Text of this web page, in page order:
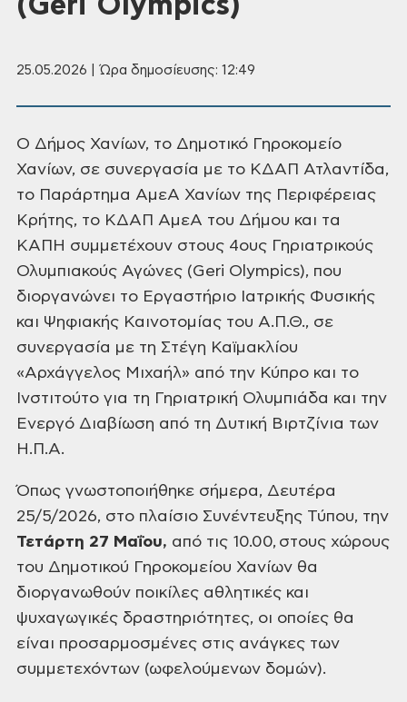
25.05.2026 | Ώρα δημοσίευσης: 12:49
Ο Δήμος Χανίων, το Δημοτικό Γηροκομείο
Χανίων, σε συνεργασία με το ΚΔΑΠ Ατλαντίδα,
το Παράρτημα ΑμεΑ Χανίων της Περιφέρειας
Κρήτης, το ΚΔΑΠ ΑμεΑ του Δήμου και τα
ΚΑΠΗ συμμετέχουν στους 4ους Γηριατρικούς
Ολυμπιακούς Αγώνες (Geri Olympics), που
διοργανώνει το Εργαστήριο Ιατρικής Φυσικής
και Ψηφιακής Καινοτομίας του Α.Π.Θ., σε
συνεργασία με τη Στέγη Καϊμακλίου
«Αρχάγγελος Μιχαήλ» από την Κύπρο και το
Ινστιτούτο για τη Γηριατρική Ολυμπιάδα και την
Ενεργό Διαβίωση από τη Δυτική Βιρτζίνια των
Η.Π.Α.
Όπως γνωστοποιήθηκε σήμερα, Δευτέρα
25/5/2026, στο πλαίσιο Συνέντευξης Τύπου, την
Τετάρτη 27 Μαΐου, από τις 10.00, στους χώρους
του Δημοτικού Γηροκομείου Χανίων θα
διοργανωθούν ποικίλες αθλητικές και
ψυχαγωγικές δραστηριότητες, οι οποίες θα
είναι προσαρμοσμένες στις ανάγκες των
συμμετεχόντων (ωφελούμενων δομών).